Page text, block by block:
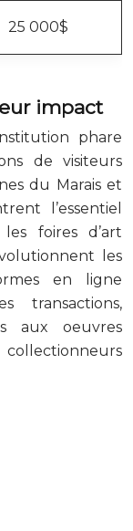
25 000$
impact
phare
de visiteurs
du Marais et
l’essentiel
foires d’art
les
en ligne
transactions,
aux oeuvres